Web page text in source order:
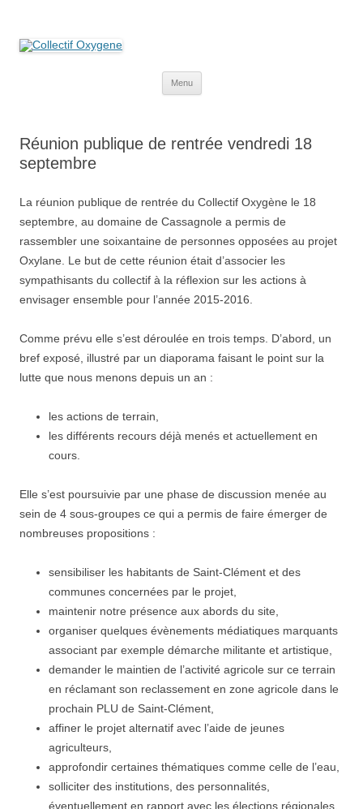
Menu
Réunion publique de rentrée vendredi 18
septembre
La réunion publique de rentrée du Collectif Oxygène le 18
septembre, au domaine de Cassagnole a permis de
rassembler une soixantaine de personnes opposées au projet
Oxylane. Le but de cette réunion était d’associer les
sympathisants du collectif à la réflexion sur les actions à
envisager ensemble pour l’année 2015-2016.
Comme prévu elle s’est déroulée en trois temps. D’abord, un
bref exposé, illustré par un diaporama faisant le point sur la
lutte que nous menons depuis un an :
les actions de terrain,
les différents recours déjà menés et actuellement en
cours.
Elle s’est poursuivie par une phase de discussion menée au
sein de 4 sous-groupes ce qui a permis de faire émerger de
nombreuses propositions :
sensibiliser les habitants de Saint-Clément et des
communes concernées par le projet,
maintenir notre présence aux abords du site,
organiser quelques évènements médiatiques marquants
associant par exemple démarche militante et artistique,
demander le maintien de l’activité agricole sur ce terrain
en réclamant son reclassement en zone agricole dans le
prochain PLU de Saint-Clément,
affiner le projet alternatif avec l’aide de jeunes
agriculteurs,
approfondir certaines thématiques comme celle de l’eau,
solliciter des institutions, des personnalités,
éventuellement en rapport avec les élections régionales,